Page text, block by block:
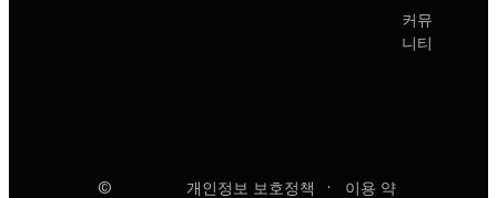
커뮤
니티
©
개인정보 보호정책 ·
이용 약